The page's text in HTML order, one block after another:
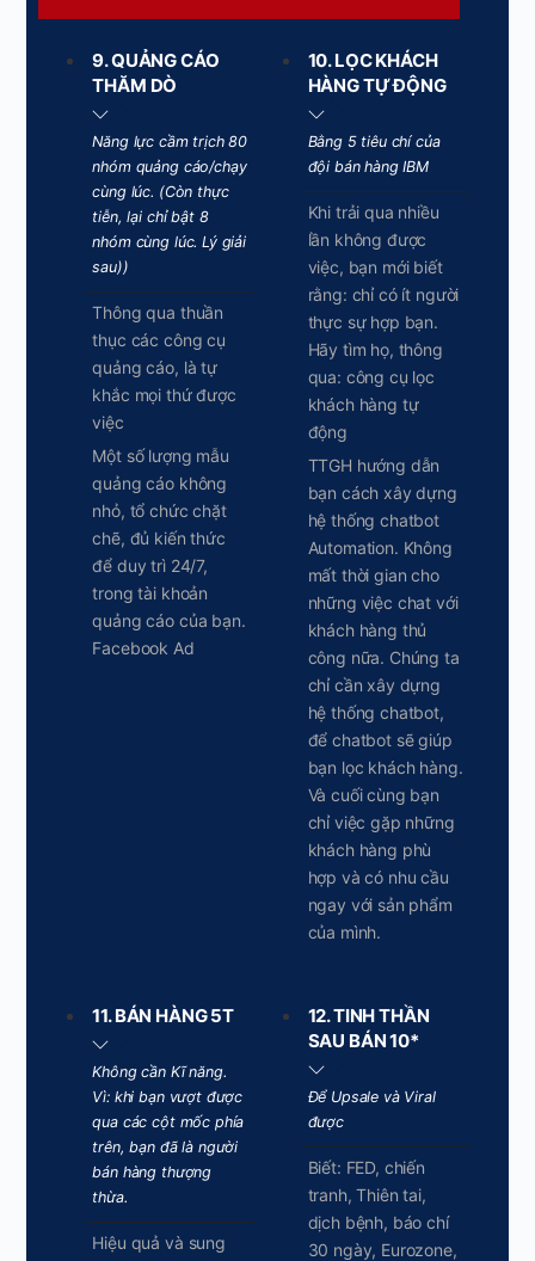
9. QUẢNG CÁO
THĂM DÒ
Năng lực cầm trịch 80
nhóm quảng cáo/chạy
cùng lúc. (Còn thực
tiễn, lại chỉ bật 8
nhóm cùng lúc. Lý giải
sau))
Thông qua thuần
thục các công cụ
quảng cáo, là tự
khắc mọi thứ được
việc
Một số lượng mẫu
quảng cáo không
nhỏ, tổ chức chặt
chẽ, đủ kiến thức
để duy trì 24/7,
trong tài khoản
quảng cáo của bạn.
Facebook Ad
10. LỌC KHÁCH
HÀNG TỰ ĐỘNG
Bằng 5 tiêu chí của
đội bán hàng IBM
Khi trải qua nhiều
lần không được
việc, bạn mới biết
rằng: chỉ có ít người
thực sự hợp bạn.
Hãy tìm họ, thông
qua: công cụ lọc
khách hàng tự
động
TTGH hướng dẫn
bạn cách xây dựng
hệ thống chatbot
Automation. Không
mất thời gian cho
những việc chat với
khách hàng thủ
công nữa. Chúng ta
chỉ cần xây dựng
hệ thống chatbot,
để chatbot sẽ giúp
bạn lọc khách hàng.
Và cuối cùng bạn
chỉ việc gặp những
khách hàng phù
hợp và có nhu cầu
ngay với sản phẩm
của mình.
11. BÁN HÀNG 5T
Không cần Kĩ năng.
Vì: khi bạn vượt được
qua các cột mốc phía
trên, bạn đã là người
bán hàng thượng
thừa.
Hiệu quả và sung
12. TINH THẦN
SAU BÁN 10*
Để Upsale và Viral
được
Biết: FED, chiến
tranh, Thiên tai,
dịch bệnh, báo chí
30 ngày, Eurozone,